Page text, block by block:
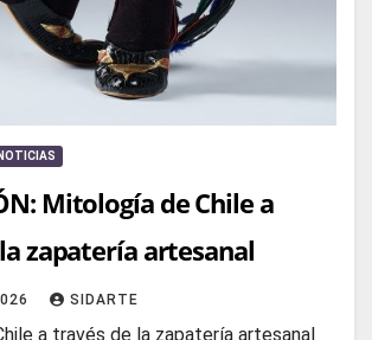
NOTICIAS
Mitología de Chile a
zapatería artesanal
SIDARTE
a través de la zapatería artesanal